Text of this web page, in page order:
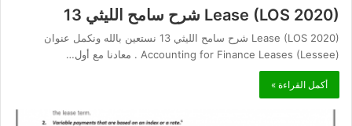
Lease (LOS 2020) شرح سامح الليثي 13
Lease (LOS 2020) شرح سامح الليثي 13 نستعين بالله ونكمل عنوان
Accounting for Finance Leases (Lessee) . معادنا مع أول…
أكمل القراءة »